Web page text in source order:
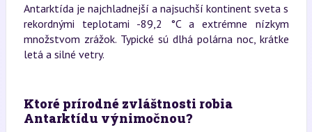
Antarktída je najchladnejší a najsuchší kontinent sveta s
rekordnými teplotami -89,2 °C a extrémne nízkym
množstvom zrážok. Typické sú dlhá polárna noc, krátke
letá a silné vetry.
Ktoré prírodné zvláštnosti robia
Antarktídu výnimočnou?